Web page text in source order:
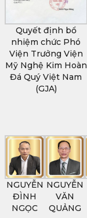
Quyết định bổ
nhiệm chức Phó
Viện Trưởng Viện
Mỹ Nghệ Kim Hoàn
Đá Quý Việt Nam
(GJA)
NGUYỄN
ĐÌNH
NGỌC
NGUYỄN
VĂN
QUẢNG